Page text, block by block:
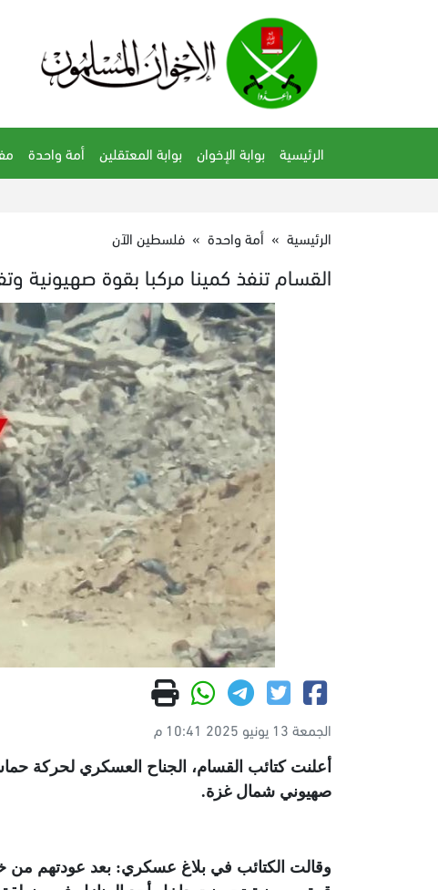
الرئيسية بوابة الإخوان بوابة المعتقلين أمة واحدة
الرئيسية » أمة واحدة » فلسطين الآن
القسام تنفذ كمينا مركبا بقوة صهيونية
الجمعة 13 يونيو 2025 10:41 م
أعلنت كتائب القسام، الجناح العسكري لحركة
صهيوني شمال غزة.
وقالت الكتائب في بلاغ عسكري: بعد عودتهم من